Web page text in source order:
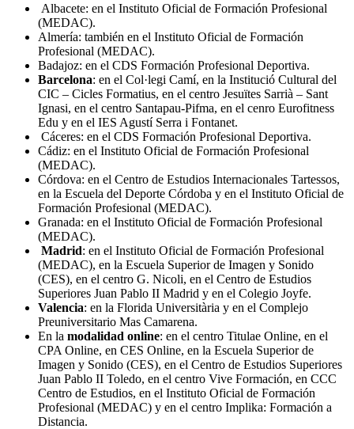
Albacete: en el Instituto Oficial de Formación Profesional
(MEDAC).
Almería: también en el Instituto Oficial de Formación
Profesional (MEDAC).
Badajoz: en el CDS Formación Profesional Deportiva.
Barcelona: en el Col·legi Camí, en la Institució Cultural del
CIC – Cicles Formatius, en el centro Jesuïtes Sarrià – Sant
Ignasi, en el centro Santapau-Pifma, en el cenro Eurofitness
Edu y en el IES Agustí Serra i Fontanet.
Cáceres: en el CDS Formación Profesional Deportiva.
Cádiz: en el Instituto Oficial de Formación Profesional
(MEDAC).
Córdova: en el Centro de Estudios Internacionales Tartessos,
en la Escuela del Deporte Córdoba y en el Instituto Oficial de
Formación Profesional (MEDAC).
Granada: en el Instituto Oficial de Formación Profesional
(MEDAC).
Madrid: en el Instituto Oficial de Formación Profesional
(MEDAC), en la Escuela Superior de Imagen y Sonido
(CES), en el centro G. Nicoli, en el Centro de Estudios
Superiores Juan Pablo II Madrid y en el Colegio Joyfe.
Valencia: en la Florida Universitària y en el Complejo
Preuniversitario Mas Camarena.
En la modalidad online: en el centro Titulae Online, en el
CPA Online, en CES Online, en la Escuela Superior de
Imagen y Sonido (CES), en el Centro de Estudios Superiores
Juan Pablo II Toledo, en el centro Vive Formación, en CCC
Centro de Estudios, en el Instituto Oficial de Formación
Profesional (MEDAC) y en el centro Implika: Formación a
Distancia.